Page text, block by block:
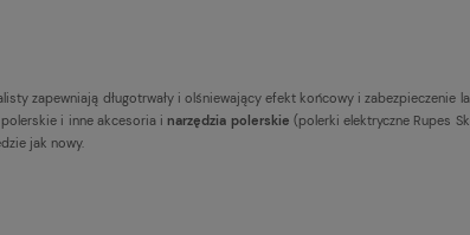
zapewniają długotrwały i olśniewający efekt końcowy i zabezpieczenie
polerskie i inne akcesoria inarzędzia polerskie (polerki elektryczne Rupes
jak nowy.